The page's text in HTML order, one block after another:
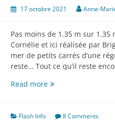
17 octobre 2021 Anne-
Pas moins de 1.35 m sur
Cornélie et ici réalisée par
mer de petits carrés d’une
reste… Tout ce qu’il reste
Read moreUn
Flash Info 8 Comments